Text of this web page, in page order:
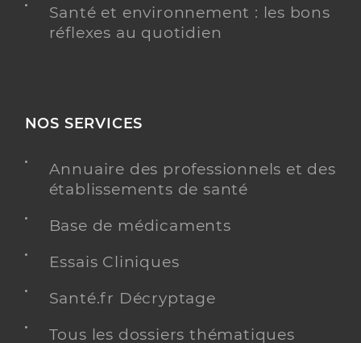
Santé et environnement : les bons
réflexes au quotidien
NOS SERVICES
Annuaire des professionnels et des
établissements de santé
Base de médicaments
Essais Cliniques
Santé.fr Décryptage
Tous les dossiers thématiques